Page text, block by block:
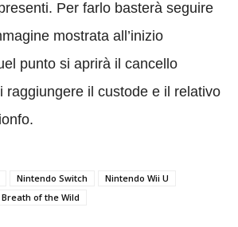
Per farlo basterà seguire
mostrata all’inizio
punto si aprirà il cancello
raggiungere il custode e il relativo
Nintendo Switch
Nintendo Wii U
of the Wild